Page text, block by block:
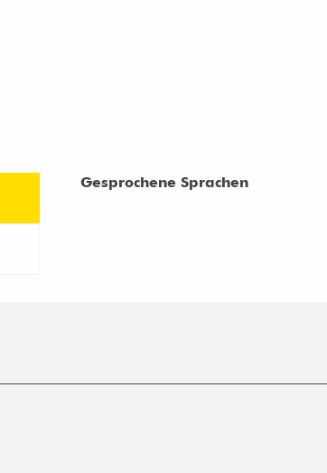
Gesprochene Sprachen
Gesprochene Sprachen